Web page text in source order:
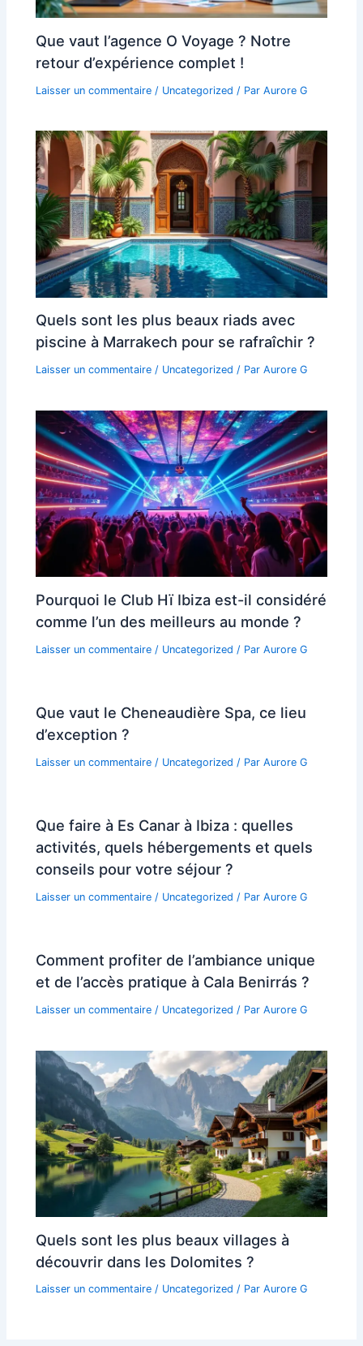
Que vaut l’agence O Voyage ? Notre
retour d’expérience complet !
Laisser un commentaire / Uncategorized / ParAurore G
Quels sont les plus beaux riads avec
piscine à Marrakech pour se rafraîchir ?
Laisser un commentaire / Uncategorized / ParAurore G
Pourquoi le Club Hï Ibiza est-il considéré
comme l’un des meilleurs au monde ?
Laisser un commentaire / Uncategorized / ParAurore G
Que vaut le Cheneaudière Spa, ce lieu
d’exception ?
Laisser un commentaire / Uncategorized / ParAurore G
Que faire à Es Canar à Ibiza : quelles
activités, quels hébergements et quels
conseils pour votre séjour ?
Laisser un commentaire / Uncategorized / ParAurore G
Comment profiter de l’ambiance unique
et de l’accès pratique à Cala Benirrás ?
Laisser un commentaire / Uncategorized / ParAurore G
Quels sont les plus beaux villages à
découvrir dans les Dolomites ?
Laisser un commentaire / Uncategorized / ParAurore G